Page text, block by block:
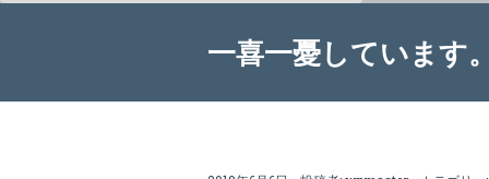
一喜一憂しています